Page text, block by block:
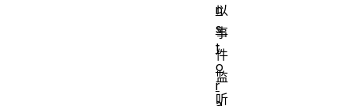
以
事
件
监
听
n
s
t
o
r